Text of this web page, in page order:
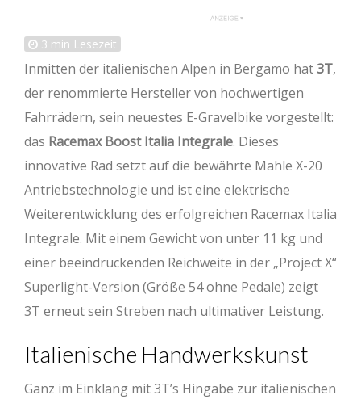
3 min Lesezeit
Inmitten der italienischen Alpen in Bergamo hat3T,
der renommierte Hersteller von hochwertigen
Fahrrädern, sein neuestes E-Gravelbike vorgestellt:
das Racemax Boost Italia Integrale. Dieses
innovative Rad setzt auf die bewährte Mahle X-20
Antriebstechnologie und ist eine elektrische
Weiterentwicklung des erfolgreichen Racemax Italia
Integrale. Mit einem Gewicht von unter 11 kg und
einer beeindruckenden Reichweite in der „Project X“
Superlight-Version (Größe 54 ohne Pedale) zeigt
3T erneut sein Streben nach ultimativer Leistung.
Italienische Handwerkskunst
Ganz im Einklang mit 3T’s Hingabe zur italienischen